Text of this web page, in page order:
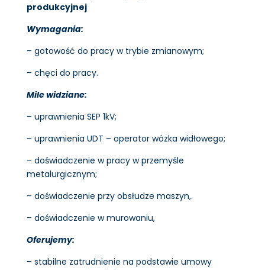
produkcyjnej
Wymagania:
– gotowość do pracy w trybie zmianowym;
– chęci do pracy.
Mile widziane:
– uprawnienia SEP 1kV;
– uprawnienia UDT – operator wózka widłowego;
– doświadczenie w pracy w przemyśle
metalurgicznym;
– doświadczenie przy obsłudze maszyn,.
– doświadczenie w murowaniu,
Oferujemy:
– stabilne zatrudnienie na podstawie umowy